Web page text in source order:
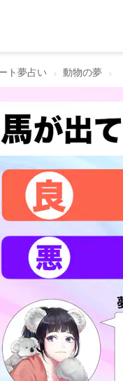
ト夢占い 動物の夢